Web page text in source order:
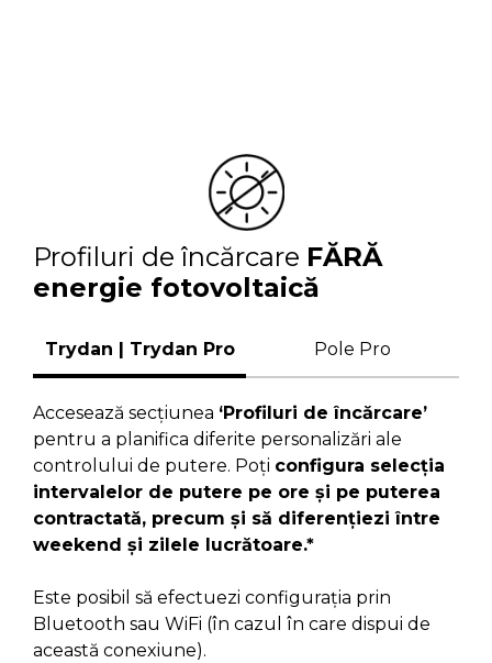
Profiluri de încărcare FĂRĂ
energie fotovoltaică
Trydan | Trydan Pro Pole Pro
Accesează secțiunea ‘Profiluri de încărcare’
pentru a planifica diferite personalizări ale
controlului de putere. Poți configura selecția
intervalelor de putere pe ore și pe puterea
contractată, precum și să diferențiezi între
weekend și zilele lucrătoare.*
Este posibil să efectuezi configurația prin
Bluetooth sau WiFi (în cazul în care dispui de
această conexiune).